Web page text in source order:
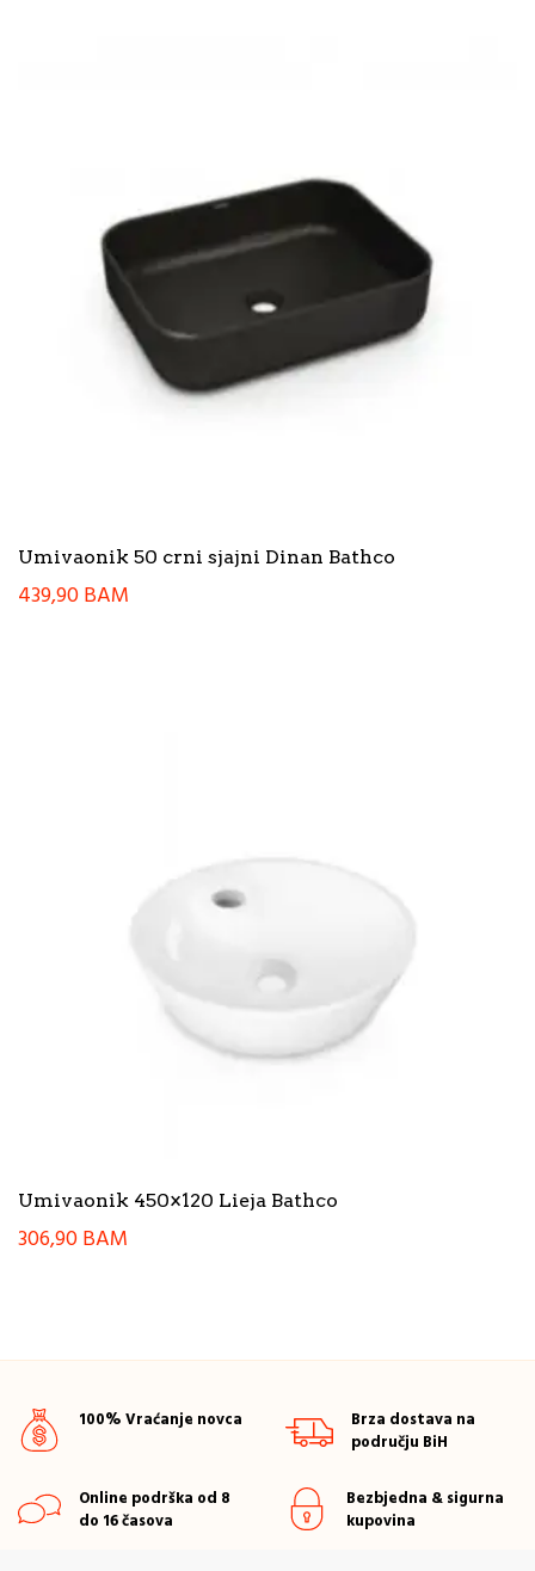
Umivaonik 50 crni sjajni Dinan Bathco
439,90BAM
Umivaonik 450×120 Lieja Bathco
306,90BAM
100% Vraćanje novca
Brza dostava na
području BiH
Online podrška od 8
do 16 časova
Bezbjedna & sigurna
kupovina